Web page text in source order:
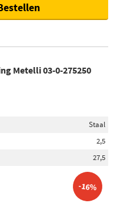
Metelli 03-0-275250
Staal
2,5
27,5
-16%